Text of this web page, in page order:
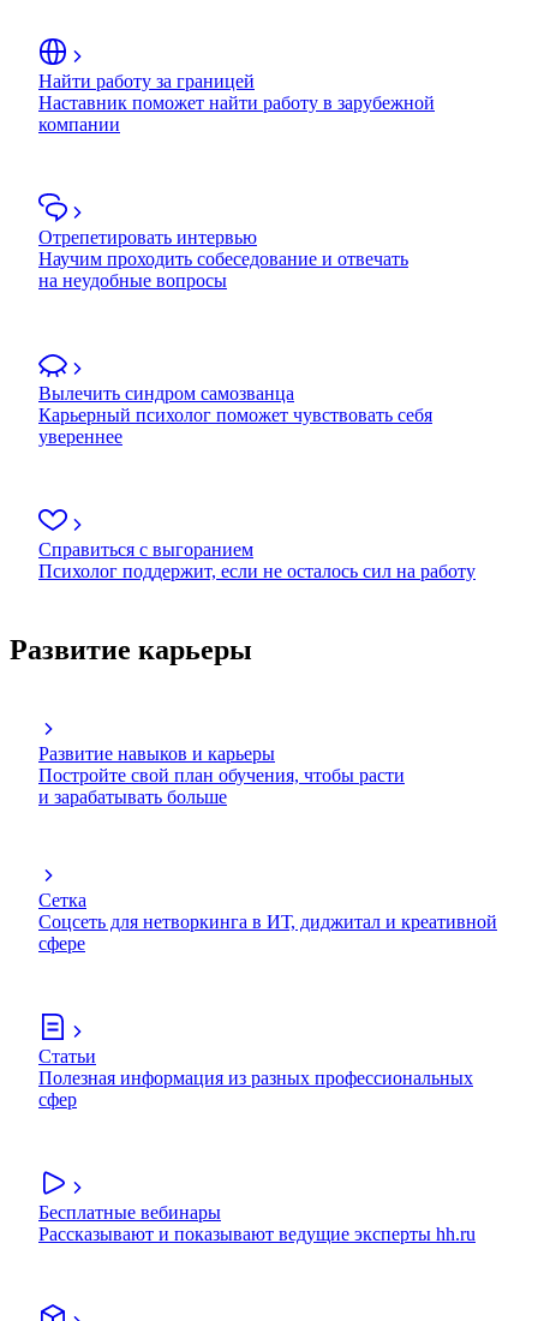
Найти работу за границей
Наставник поможет найти работу в зарубежной
компании
Отрепетировать интервью
Научим проходить собеседование и отвечать
на неудобные вопросы
Вылечить синдром самозванца
Карьерный психолог поможет чувствовать себя
увереннее
Справиться с выгоранием
Психолог поддержит, если не осталось сил на работу
Развитие карьеры
Развитие навыков и карьеры
Постройте свой план обучения, чтобы расти
и зарабатывать больше
Сетка
Соцсеть для нетворкинга в ИТ, диджитал и креативной
сфере
Статьи
Полезная информация из разных профессиональных
сфер
Бесплатные вебинары
Рассказывают и показывают ведущие эксперты hh.ru